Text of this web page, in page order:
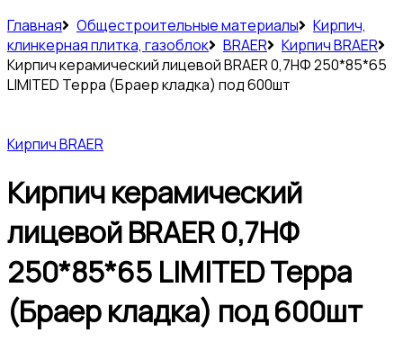
Главная Общестроительные материалы
Кирпич,
клинкерная плитка, газоблок
BRAER
Кирпич BRAER
Кирпич керамический лицевой BRAER 0,7НФ 250*85*65
LIMITED Терра (Браер кладка) под 600шт
Кирпич BRAER
Кирпич керамический
лицевой BRAER 0,7НФ
250*85*65 LIMITED Терра
(Браер кладка) под 600шт